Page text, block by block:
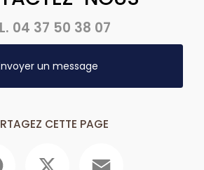
04 37 50 38 07
un message
CETTE PAGE